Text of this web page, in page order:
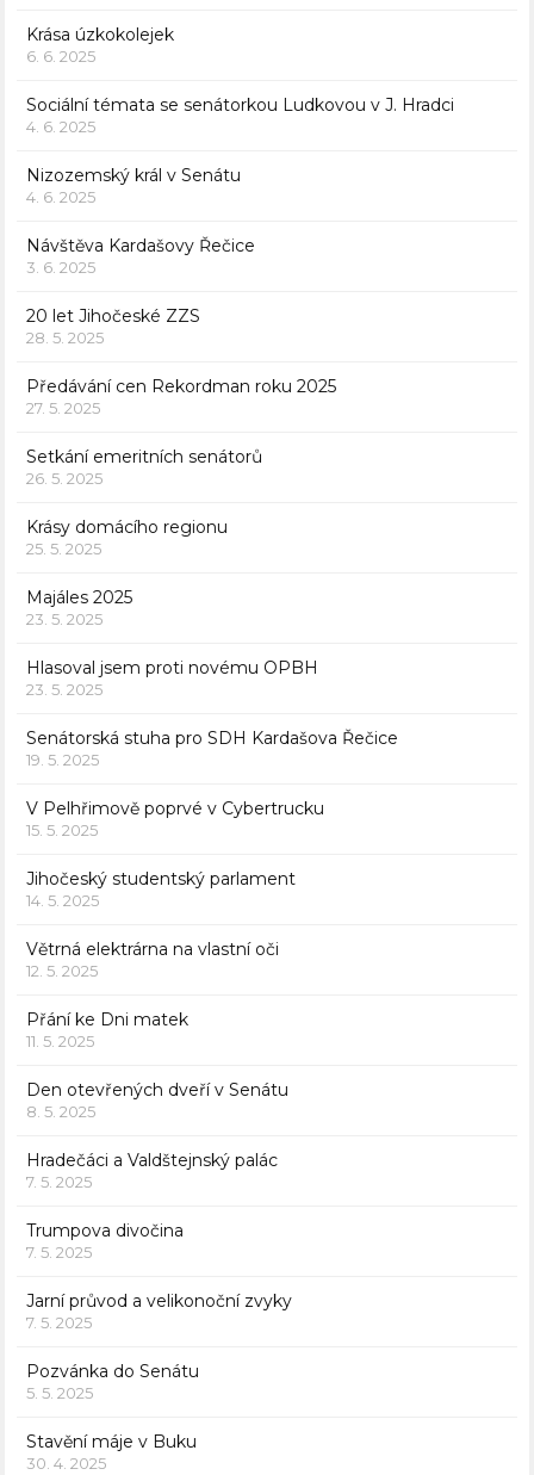
Krása úzkokolejek
6. 6. 2025
Sociální témata se senátorkou Ludkovou v J. Hradci
4. 6. 2025
Nizozemský král v Senátu
4. 6. 2025
Návštěva Kardašovy Řečice
3. 6. 2025
20 let Jihočeské ZZS
28. 5. 2025
Předávání cen Rekordman roku 2025
27. 5. 2025
Setkání emeritních senátorů
26. 5. 2025
Krásy domácího regionu
25. 5. 2025
Majáles 2025
23. 5. 2025
Hlasoval jsem proti novému OPBH
23. 5. 2025
Senátorská stuha pro SDH Kardašova Řečice
19. 5. 2025
V Pelhřimově poprvé v Cybertrucku
15. 5. 2025
Jihočeský studentský parlament
14. 5. 2025
Větrná elektrárna na vlastní oči
12. 5. 2025
Přání ke Dni matek
11. 5. 2025
Den otevřených dveří v Senátu
8. 5. 2025
Hradečáci a Valdštejnský palác
7. 5. 2025
Trumpova divočina
7. 5. 2025
Jarní průvod a velikonoční zvyky
7. 5. 2025
Pozvánka do Senátu
5. 5. 2025
Stavění máje v Buku
30. 4. 2025